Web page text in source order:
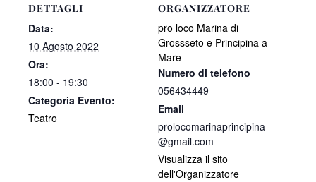
DETTAGLI
Data:
10 Agosto 2022
Ora:
18:00 - 19:30
Categoria Evento:
Teatro
ORGANIZZATORE
pro loco Marina di
Grossseto e Principina a
Mare
Numero di telefono
056434449
Email
prolocomarinaprincipina
@gmail.com
Visualizza il sito
dell'Organizzatore